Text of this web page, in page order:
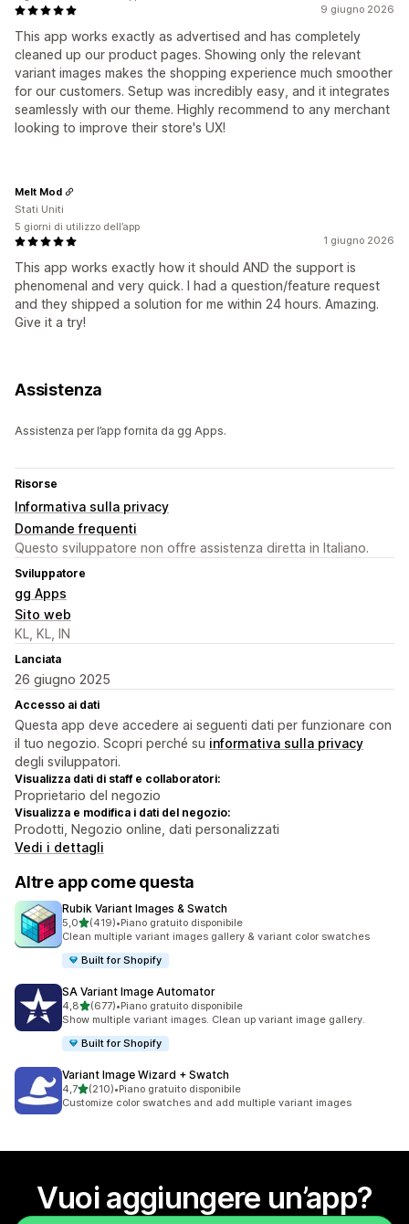
9 giugno 2026
This app works exactly as advertised and has completely
cleaned up our product pages. Showing only the relevant
variant images makes the shopping experience much smoother
for our customers. Setup was incredibly easy, and it integrates
seamlessly with our theme. Highly recommend to any merchant
looking to improve their store's UX!
1 giugno 2026
This app works exactly how it should AND the support is
phenomenal and very quick. I had a question/feature request
and they shipped a solution for me within 24 hours. Amazing.
Give it a try!
Melt Mod
Stati Uniti
5 giorni di utilizzo dell’app
Assistenza
Assistenza per l’app fornita da gg Apps.
Risorse
Informativa sulla privacy
Domande frequenti
Questo sviluppatore non offre assistenza diretta in Italiano.
Sviluppatore
gg Apps
Sito web
KL, KL, IN
Lanciata
26 giugno 2025
Accesso ai dati
Questa app deve accedere ai seguenti dati per funzionare con
il tuo negozio. Scopri perché su informativa sulla privacy
degli sviluppatori.
Visualizza dati di staff e collaboratori:
Proprietario del negozio
Visualizza e modifica i dati del negozio:
Prodotti, Negozio online, dati personalizzati
Vedi i dettagli
Altre app come questa
Rubik Variant Images & Swatch
5,0stelle su 5
(419)
419 recensioni totali
•Piano gratuito disponibile
Clean multiple variant images gallery & variant color swatches
Built for Shopify
SA Variant Image Automator
4,8stelle su 5
(677)
677 recensioni totali
•Piano gratuito disponibile
Show multiple variant images. Clean up variant image gallery.
Built for Shopify
Variant Image Wizard + Swatch
4,7stelle su 5
(210)
210 recensioni totali
•Piano gratuito disponibile
Customize color swatches and add multiple variant images
Vuoi aggiungere un’app?